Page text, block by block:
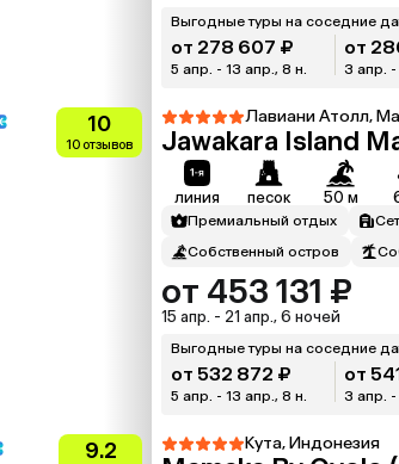
Выгодные туры на соседние
от 278 607 ₽
5 апр. - 13 апр., 8 н.
от
3 апр. -
10
10 отзывов
Лавиани Атолл,
Jawakara Island
линия песок 50 м
Премиальный отдых
Собственный остров
от 453 131 ₽
15 апр. - 21 апр., 6 ночей
Выгодные туры на соседние
от 532 872 ₽
5 апр. - 13 апр., 8 н.
от
3 апр. -
9.2 Кута, Индонезия